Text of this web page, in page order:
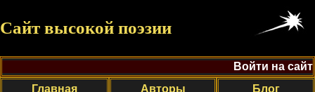
Сайт высокой поэзии
Войти на сайт
Главная
Авторы
Блог